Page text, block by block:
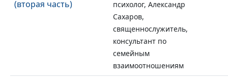
(вторая часть)
психолог, Александр
Сахаров,
священнослужитель,
консультант по
семейным
взаимоотношениям